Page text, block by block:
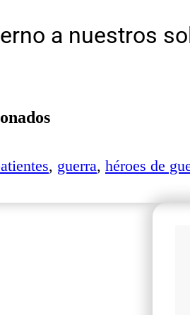
a nuestros
, guerra, héroes de